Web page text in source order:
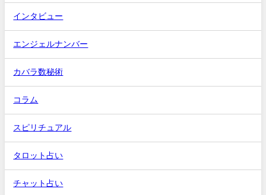
インタビュー
エンジェルナンバー
カバラ数秘術
コラム
スピリチュアル
タロット占い
チャット占い